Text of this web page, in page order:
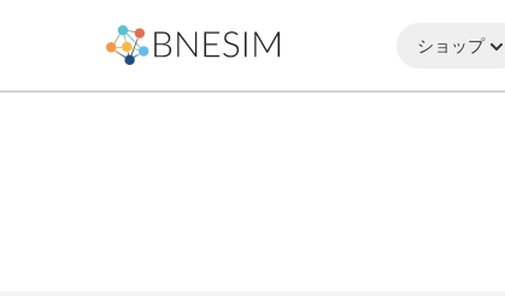
ショップ